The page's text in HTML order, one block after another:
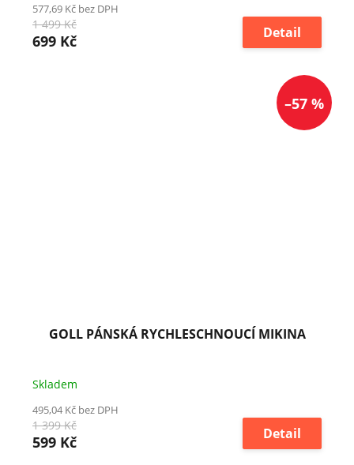
577,69 Kč bez DPH
1 499 Kč
699 Kč Detail
–57 %
GOLL PÁNSKÁ RYCHLESCHNOUCÍ MIKINA
Skladem
495,04 Kč bez DPH
1 399 Kč
599 Kč Detail